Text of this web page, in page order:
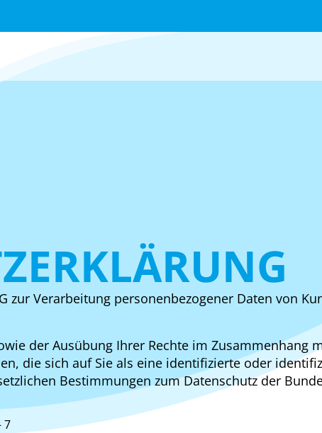
zur Verarbeitung personenbezogener Daten von
der Ausübung Ihrer Rechte im Zusammenhang
die sich auf Sie als eine identifizierte oder
Bestimmungen zum Datenschutz der
7